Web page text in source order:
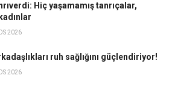
Hiç yaşamamış tanrıçalar,
2026
ruh sağlığını güçlendiriyor!
2026